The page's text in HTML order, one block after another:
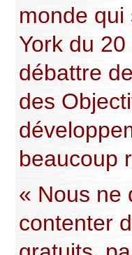
monde qui
York du
débattre
des
beaucoup
« Nous ne
contenter